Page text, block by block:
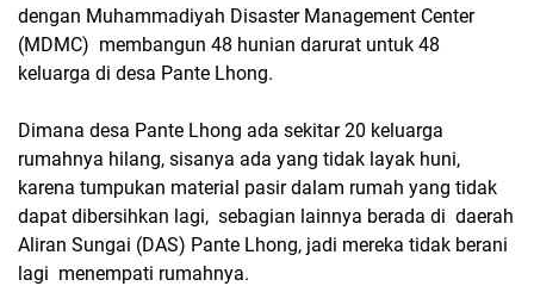
dengan Muhammadiyah Disaster Management Center
(MDMC) membangun 48 hunian darurat untuk 48
keluarga di desa Pante Lhong.
Dimana desa Pante Lhong ada sekitar 20 keluarga
rumahnya hilang, sisanya ada yang tidak layak huni,
karena tumpukan material pasir dalam rumah yang tidak
dapat dibersihkan lagi, sebagian lainnya berada di daerah
Aliran Sungai (DAS) Pante Lhong, jadi mereka tidak berani
lagi menempati rumahnya.